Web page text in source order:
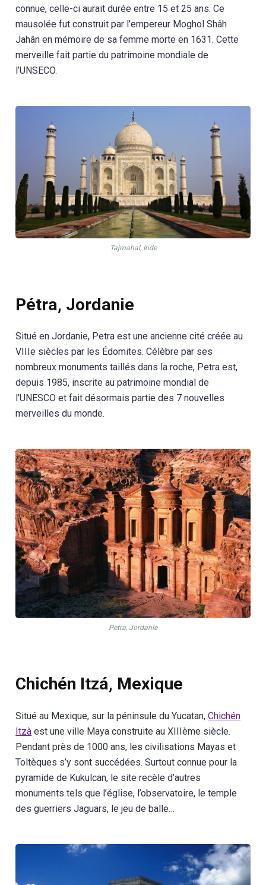
connue, celle-ci aurait durée entre 15 et 25 ans. Ce
mausolée fut construit par l’empereur Moghol Shâh
Jahân en mémoire de sa femme morte en 1631. Cette
merveille fait partie du patrimoine mondiale de
l’UNSECO.
Tajmahal, Inde
Pétra, Jordanie
Situé en Jordanie, Petra est une ancienne cité créée au
VIIIe siècles par les Édomites. Célèbre par ses
nombreux monuments taillés dans la roche, Petra est,
depuis 1985, inscrite au patrimoine mondial de
l’UNESCO et fait désormais partie des 7 nouvelles
merveilles du monde.
Petra, Jordanie
Chichén Itzá, Mexique
Situé au Mexique, sur la péninsule du Yucatan,Chichén
Itzà est une ville Maya construite au XIIIème siècle.
Pendant près de 1000 ans, les civilisations Mayas et
Toltèques s’y sont succédées. Surtout connue pour la
pyramide de Kukulcan, le site recèle d’autres
monuments tels que l’église, l’observatoire, le temple
des guerriers Jaguars, le jeu de balle…